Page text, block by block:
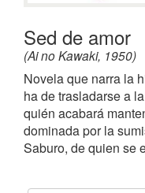
Sed de amor
(Ai no Kawaki, 1950)
Novela que narra la
ha de trasladarse a
quién acabará
dominada por la
Saburo, de quien se